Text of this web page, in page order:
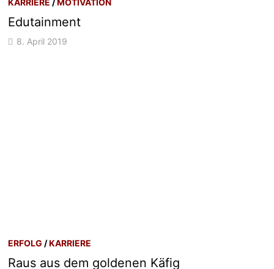
Edutainment
8. April 2019
ERFOLG /KARRIERE
Raus aus dem goldenen Käfig